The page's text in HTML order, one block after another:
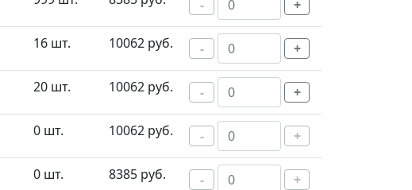
- +
16 шт. 10062 руб. - +
20 шт. 10062 руб. - +
0 шт. 10062 руб. - +
0 шт. 8385 руб. - +